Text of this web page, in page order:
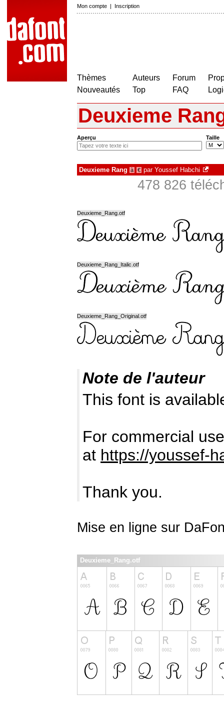
Mon compte | Inscription
Thèmes
Nouveautés
Auteurs
Top
Forum
FAQ
Deuxieme
Aperçu Taille
Deuxieme Rang à € par Youssef Habchi
478 826
Deuxieme_Rang.otf
Deuxieme_Rang_Italic.otf
Deuxieme_Rang_Original.otf
Note de l'auteur
This font is
For commercial
at https://youssef-
Thank you.
Mise en ligne sur
Deuxieme_Rang.otf